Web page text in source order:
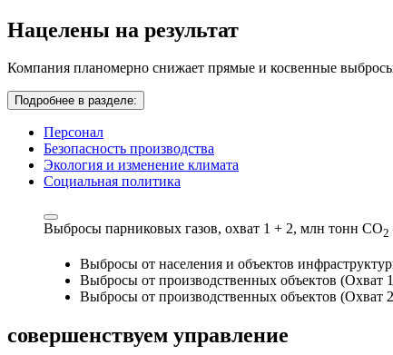
Нацелены на результат
Компания планомерно снижает прямые и косвенные
Подробнее в разделе:
Персонал
Безопасность производства
Экология и изменение климата
Социальная политика
Выбросы парниковых газов, охват 1 + 2, млн тонн СО2
Выбросы от населения и объектов
Выбросы от производственных объектов (Охват
Выбросы от производственных объектов (Охват
совершенствуем управление